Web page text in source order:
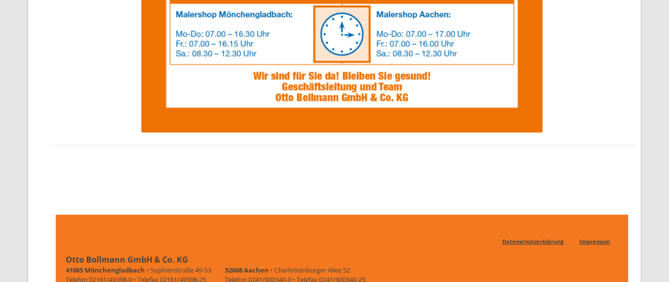
Datenschutzerklärung Impressum
Otto Bollmann GmbH & Co. KG
41065 Mönchengladbach • Sophienstraße 49-53
Telefon 02161/49398-0 • Telefax 02161/49398-25
52068 Aachen • Charlottenburger Allee 52
Telefon 0241/900340-0 • Telefax 0241/900340-25